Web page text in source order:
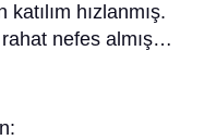
hızlanmış.
nefes almış…